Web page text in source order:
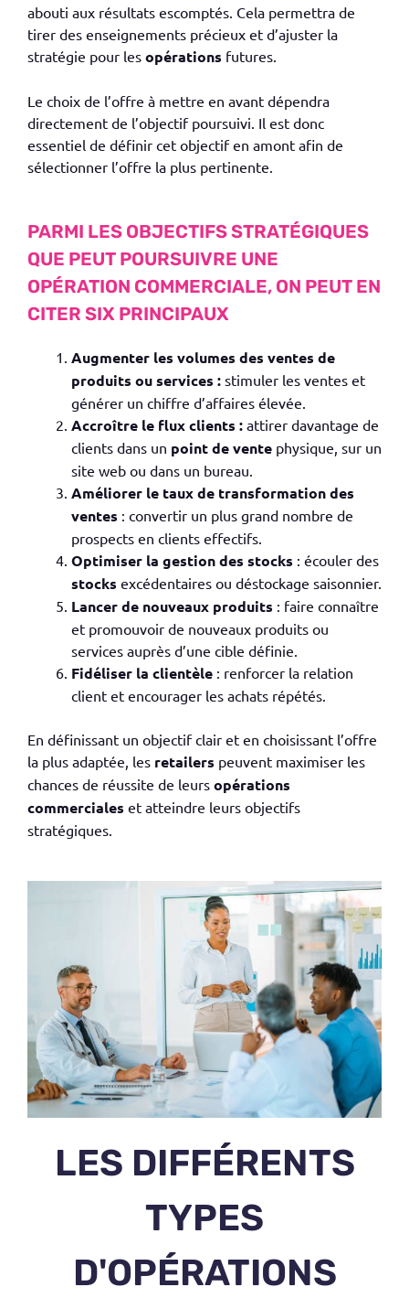
abouti aux résultats escomptés. Cela permettra de
tirer des enseignements précieux et d’ajuster la
stratégie pour les opérations futures.
Le choix de l’offre à mettre en avant dépendra
directement de l’objectif poursuivi. Il est donc
essentiel de définir cet objectif en amont afin de
sélectionner l’offre la plus pertinente.
PARMI LES OBJECTIFS STRATÉGIQUES
QUE PEUT POURSUIVRE UNE
OPÉRATION COMMERCIALE, ON PEUT EN
CITER SIX PRINCIPAUX
Augmenter les volumes des ventes de
produits ou services : stimuler les ventes et
générer un chiffre d’affaires élevée.
Accroître le flux clients : attirer davantage de
clients dans un point de vente physique, sur un
site web ou dans un bureau.
Améliorer le taux de transformation des
ventes : convertir un plus grand nombre de
prospects en clients effectifs.
Optimiser la gestion des stocks : écouler des
stocks excédentaires ou déstockage saisonnier.
Lancer de nouveaux produits : faire connaître
et promouvoir de nouveaux produits ou
services auprès d’une cible définie.
Fidéliser la clientèle : renforcer la relation
client et encourager les achats répétés.
En définissant un objectif clair et en choisissant l’offre
la plus adaptée, les retailers peuvent maximiser les
chances de réussite de leurs opérations
commerciales et atteindre leurs objectifs
stratégiques.
LES DIFFÉRENTS
TYPES
D'OPÉRATIONS